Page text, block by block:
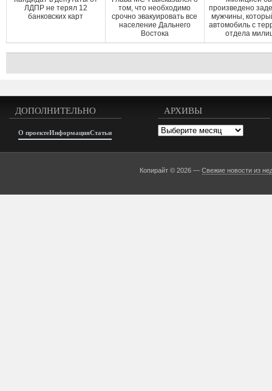
ЛДПР не терял 12
банковских карт
том, что необходимо
срочно эвакуировать все
население Дальнего
Востока
произведено
мужчины,
автомобиль с
отдела
ДОПОЛНИТЕЛЬНО
О проектеИнформацияСтатьи
АРХИВЫ
Архивы
Копирайт © 2026 —Свежие новости из